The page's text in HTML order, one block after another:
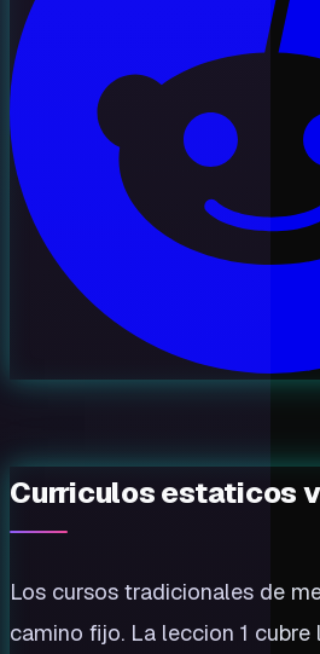
Curriculos estaticos
Los cursos tradicionales de
camino fijo. La leccion 1